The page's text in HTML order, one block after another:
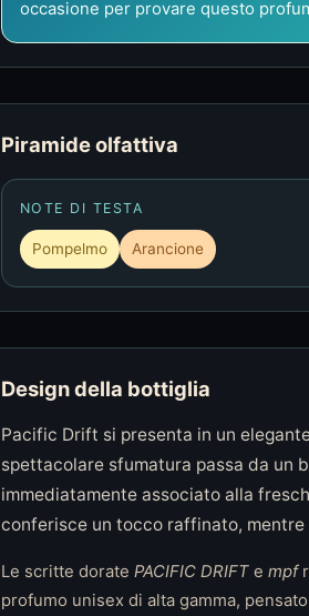
occasione per provare questo
Piramide olfattiva
NOTE DI TESTA
Pompelmo Arancione
Design della bottiglia
Pacific Drift si presenta in un
spettacolare sfumatura passa da un
immediatamente associato alla
conferisce un tocco raffinato,
Le scritte dorate PACIFIC DRIFTe mpf
profumo unisex di alta gamma,